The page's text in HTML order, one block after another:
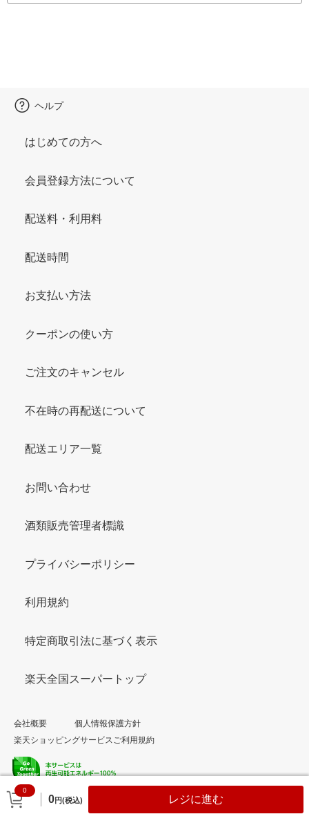
0
0円(税込) レジに進む
ヘルプ
はじめての方へ
会員登録方法について
配送料・利用料
配送時間
お支払い方法
クーポンの使い方
ご注文のキャンセル
不在時の再配送について
配送エリア一覧
お問い合わせ
酒類販売管理者標識
プライバシーポリシー
利用規約
特定商取引法に基づく表示
楽天全国スーパートップ
会社概要
個人情報保護方針
楽天ショッピングサービスご利用規約
© Rakuten Group, Inc.